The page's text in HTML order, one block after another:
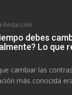
Redacción
debes
Lo que
cambiar las
más conocida